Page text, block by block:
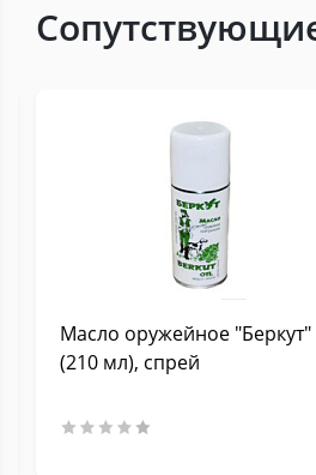
Масло оружейное "Беркут"
(210 мл), спрей